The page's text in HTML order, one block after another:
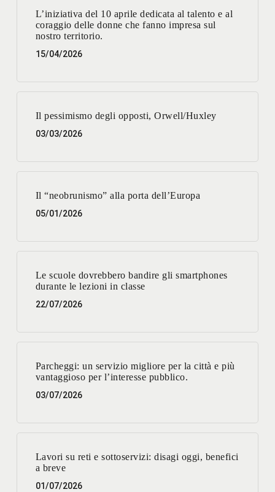
L’iniziativa del 10 aprile dedicata al talento e al
coraggio delle donne che fanno impresa sul
nostro territorio.
15/04/2026
Il pessimismo degli opposti, Orwell/Huxley
03/03/2026
Il “neobrunismo” alla porta dell’Europa
05/01/2026
Le scuole dovrebbero bandire gli smartphones
durante le lezioni in classe
22/07/2026
Parcheggi: un servizio migliore per la città e più
vantaggioso per l’interesse pubblico.
03/07/2026
Lavori su reti e sottoservizi: disagi oggi, benefici
a breve
01/07/2026